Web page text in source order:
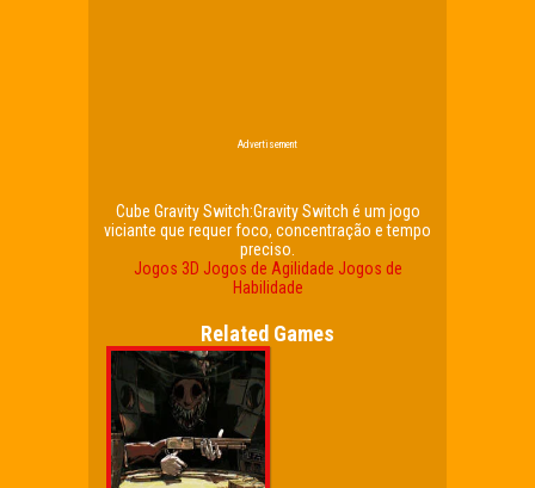
Advertisement
Cube Gravity Switch:Gravity Switch é um jogo
viciante que requer foco, concentração e tempo
preciso.
Jogos 3D Jogos de Agilidade Jogos de
Habilidade
Related Games